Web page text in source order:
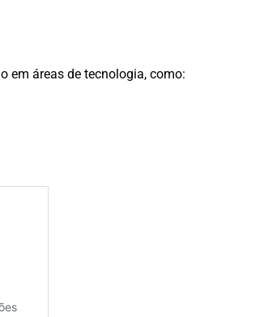
em áreas de tecnologia, como: